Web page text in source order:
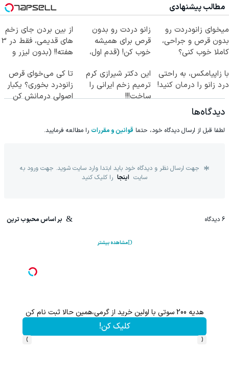
مطالب پیشنهادی
میخوای زانودردت رو
بدون قرص و جراحی،
کاملا خوب کنی؟
زانو دردت رو بدون
قرص برای همیشه
خوب کن! (قدم اول،
از بین بردن جای زخم
های قدیمی، فقط در 3
هفته!! (بدون لیزر و
با زاپیامکس، به راحتی
درد زانو را درمان کنید!
این دکتر شیرازی کرم
ترمیم زخم ایرانی را
ساخت!!!
تا کی می‌خوای قرص
زانودرد بخوری؟ یکبار
اصولی درمانش کن
دیدگاه‌ها
لطفا قبل از ارسال دیدگاه خود، حتما قوانین و مقررات را مطالعه فرمایید.
جهت ارسال نظر و دیدگاه خود باید ابتدا وارد سایت شوید. جهت ورود به
سایت اینجا را کلیک کنید
6 دیدگاه بر اساس محبوب ترین
مشاهده بیشتر
هدیه 200 سوتی با اولین خرید از گرمی،همین حالا ثبت نام کن
کلیک کن!
‹
›